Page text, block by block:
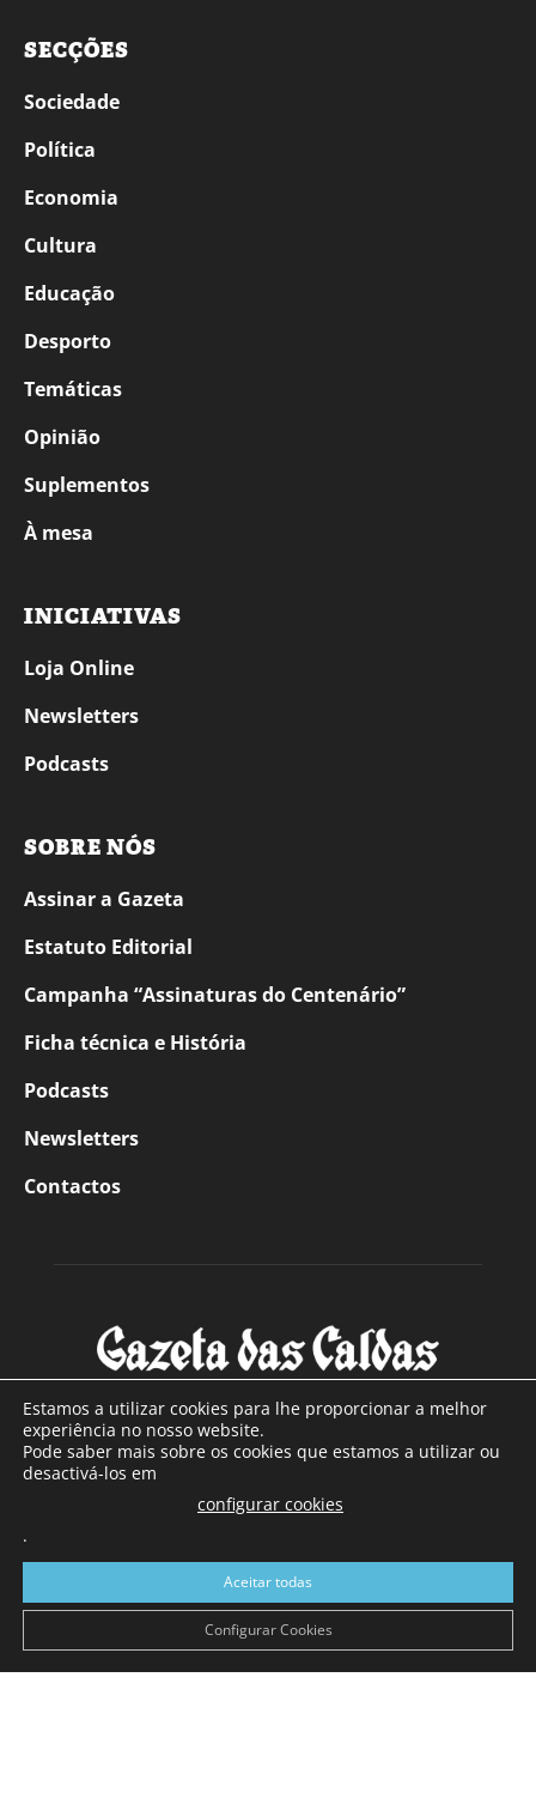
SECÇÕES
Sociedade
Política
Economia
Cultura
Educação
Desporto
Temáticas
Opinião
Suplementos
À mesa
INICIATIVAS
Loja Online
Newsletters
Podcasts
SOBRE NÓS
Assinar a Gazeta
Estatuto Editorial
Campanha “Assinaturas do Centenário”
Ficha técnica e História
Podcasts
Newsletters
Contactos
SOBRE NÓS
Com sede nas Caldas da Rainha e mais de 90 anos de
a sul de distrito de Leiria, com mais de 40.000 leitores por
toda a região Oeste. Jornal com distribuição em Portugal
Continental e assinatura online.
Estamos a utilizar cookies para lhe proporcionar a melhor
experiência no nosso website.
Pode saber mais sobre os cookies que estamos a utilizar ou
desactivá-los em
configurar cookies
.
Aceitar todas
Configurar Cookies